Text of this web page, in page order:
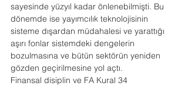
sayesinde yüzyıl kadar önlenebilmişti. Bu
dönemde ise yayımcılık teknolojisinin
sisteme dışardan müdahalesi ve yarattığı
aşırı fonlar sistemdeki dengelerin
bozulmasına ve bütün sektörün yeniden
gözden geçirilmesine yol açtı.
Finansal disiplin ve FA Kural 34